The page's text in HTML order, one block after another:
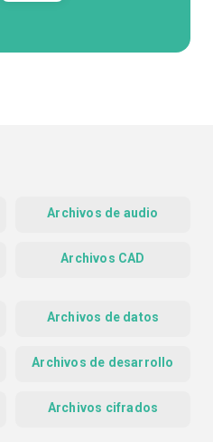
Archivos de audio
Archivos CAD
Archivos de datos
Archivos de desarrollo
Archivos cifrados